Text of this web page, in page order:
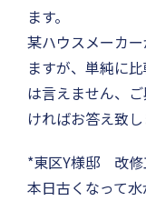
ます。
某ハウスメーカ
ますが、単純に
は言えません、
ければお答え致し
*東区Y様邸 改修
本日古くなって